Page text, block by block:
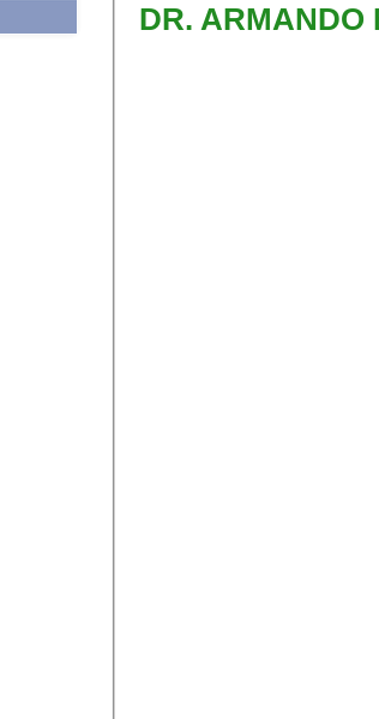
DR. ARMANDO